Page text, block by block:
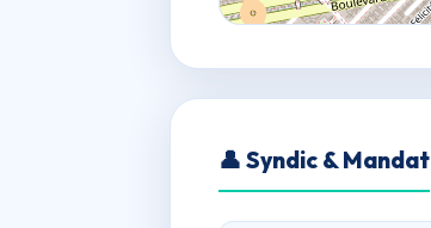
👤 Syndic & Mandat